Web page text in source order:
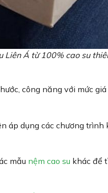
Liên Á từ 100% cao su
công năng với mức
áp dụng các chương trình
mẫu nệm cao su khác để